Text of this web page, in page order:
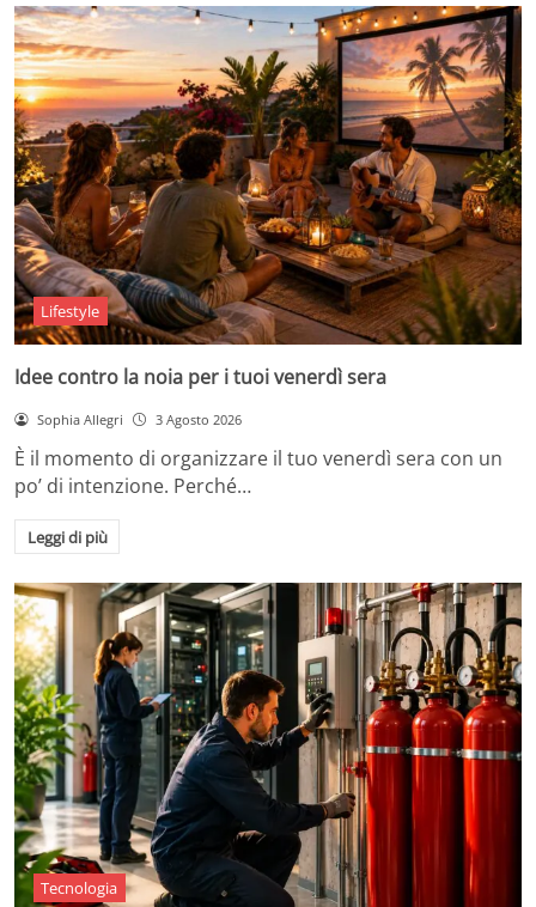
Lifestyle
Idee contro la noia per i tuoi venerdì sera
Sophia Allegri 3 Agosto 2026
È il momento di organizzare il tuo venerdì sera con un
po’ di intenzione. Perché…
Leggi di più
Tecnologia